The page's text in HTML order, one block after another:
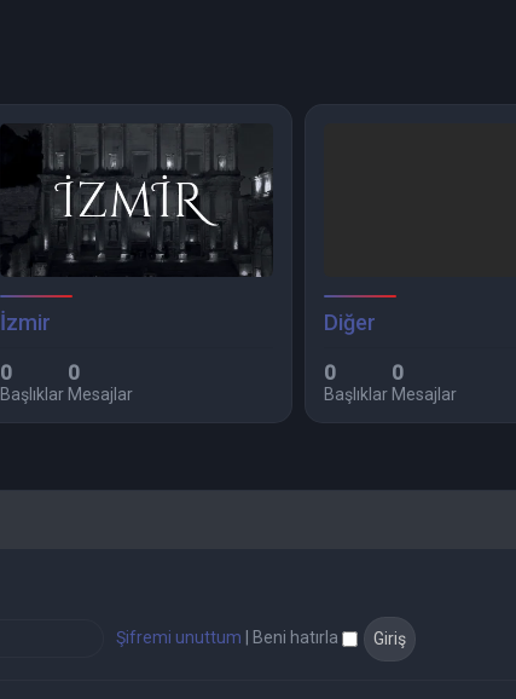
İzmir
0
Başlıklar
0
Mesajlar
Diğer
0
Başlıklar
0
Mesajlar
Şifremi unuttum Beni hatırla